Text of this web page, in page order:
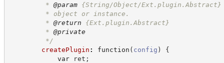
* @param {String/Object/Ext.plugin.Abstract}
* object or instance.
* @return
{Ext.plugin.Abstract}
* @private
*/
createPlugin : function ( config )
{
var ret ;